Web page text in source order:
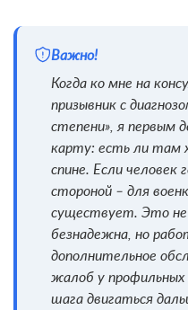
Важно!
Когда ко мне на
призывник с
степени», я первым
карту: есть ли там
спине. Если человек
стороной – для
существует. Это
безнадежна, но
дополнительное
жалоб у профильных
шага двигаться